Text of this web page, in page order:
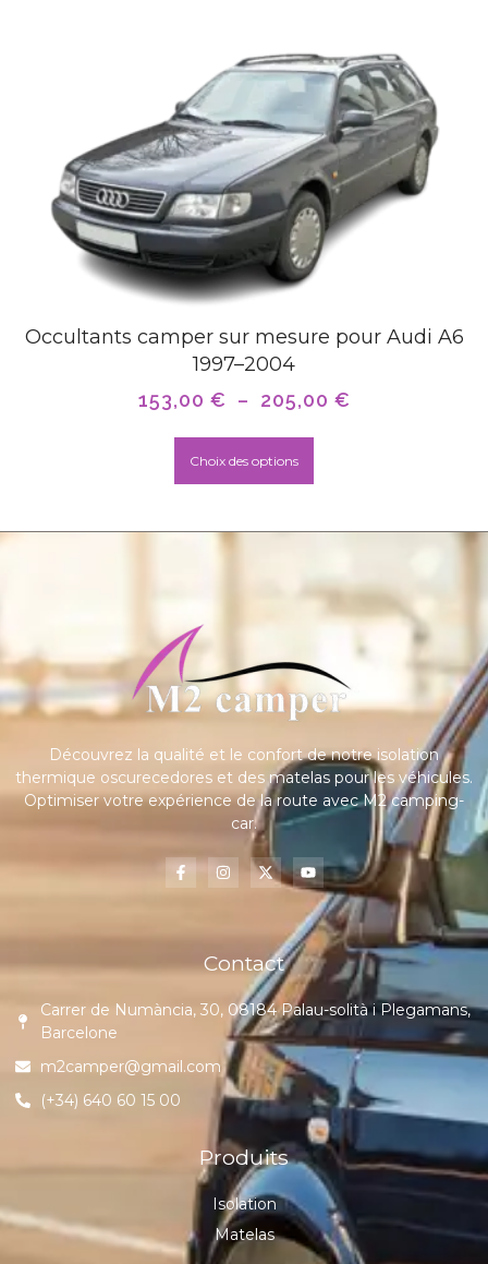
Occultants camper sur mesure pour Audi A6
1997–2004
153,00 € – 205,00 €
Choix des options
Découvrez la qualité et le confort de notre isolation
thermique oscurecedores et des matelas pour les véhicules.
Optimiser votre expérience de la route avec M2 camping-
car.
Contact
Carrer de Numància, 30, 08184 Palau-solità i Plegamans,
Barcelone
m2camper@gmail.com
(+34) 640 60 15 00
Produits
Isolation
Matelas